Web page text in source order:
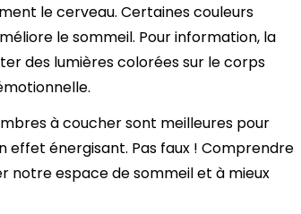
le cerveau. Certaines couleurs
le sommeil. Pour information, la
des lumières colorées sur le corps
à coucher sont meilleures pour
effet énergisant. Pas faux ! Comprendre
notre espace de sommeil et à mieux